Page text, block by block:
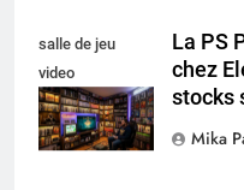
salle de jeu
video
collectionneur
La PS
chez
stocks
Mika